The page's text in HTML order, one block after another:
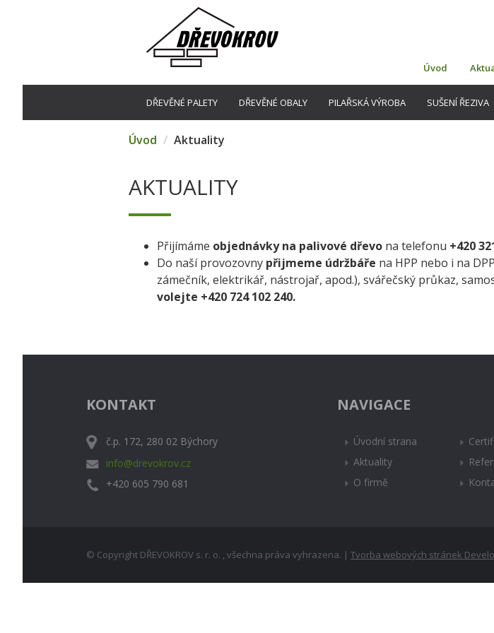
Úvod
DŘEVĚNÉ PALETY DŘEVĚNÉ OBALY PILAŘSKÁ VÝROBA SUŠENÍ ŘEZIVA
Úvod Aktuality
AKTUALITY
Přijímáme objednávky na palivové dřevo na telefonu +420
Do naší provozovny přijmeme údržbáře na HPP nebo i na
zámečník, elektrikář, nástrojař, apod.), svářečský průkaz,
volejte +420 724 102 240.
KONTAKT
č.p. 172, 280 02 Býchory
info@drevokrov.cz
+420 605 790 681
NAVIGACE
Úvodní strana
Aktuality
O firmě
© Copyright DŘEVOKROV s. r. o. , všechna práva vyhrazena. | Tvorba webových stránek